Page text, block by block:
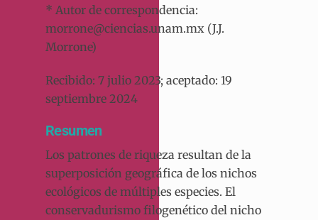
* Autor de correspondencia:
morrone@ciencias.unam.mx (J.J.
Morrone)
Recibido: 7 julio 2023; aceptado: 19
septiembre 2024
Resumen
Los patrones de riqueza resultan de la
superposición geográfica de los nichos
ecológicos de múltiples especies. El
conservadurismo filogenético del nicho